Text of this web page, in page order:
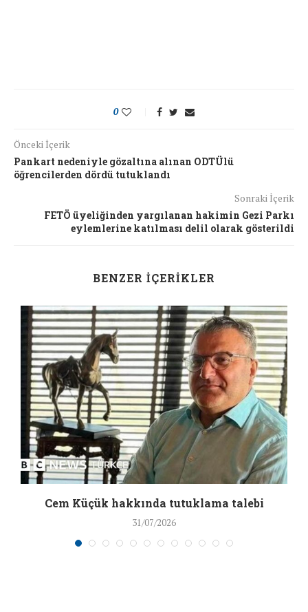
0
Önceki İçerik
Pankart nedeniyle gözaltına alınan ODTÜlü
öğrencilerden dördü tutuklandı
Sonraki İçerik
FETÖ üyeliğinden yargılanan hakimin Gezi Parkı
eylemlerine katılması delil olarak gösterildi
BENZER İÇERIKLER
Cem Küçük hakkında tutuklama talebi
31/07/2026